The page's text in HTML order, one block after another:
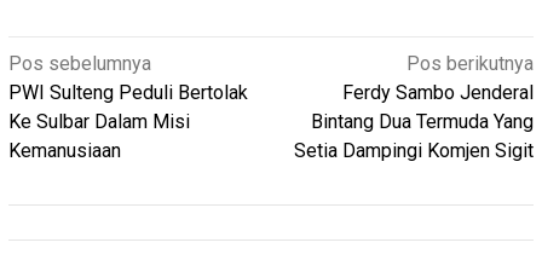
Navigasi
pos
Pos sebelumnya
PWI Sulteng Peduli Bertolak
Ke Sulbar Dalam Misi
Kemanusiaan
Pos berikutnya
Ferdy Sambo Jenderal
Bintang Dua Termuda Yang
Setia Dampingi Komjen Sigit